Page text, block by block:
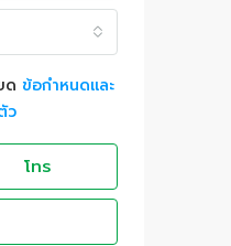
ด ข้อกำหนดและ
ว
โทร